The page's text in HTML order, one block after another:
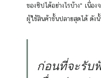
ของซิปได้อย่างไรบ้าง" เนื่
ผู้ใช้สินค้าขั้นปลายสุดได้ ดัง
ก่อนที่จะรับ